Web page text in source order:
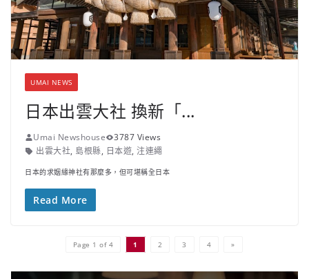
UMAI NEWS
日本出雲大社 換新「...
Umai Newshouse
3787 Views
出雲大社, 島根縣, 日本遊, 注連繩
日本的求姻緣神社有那麼多，但可堪稱全日本
Read More
Page 1 of 4 1 2 3 4 »